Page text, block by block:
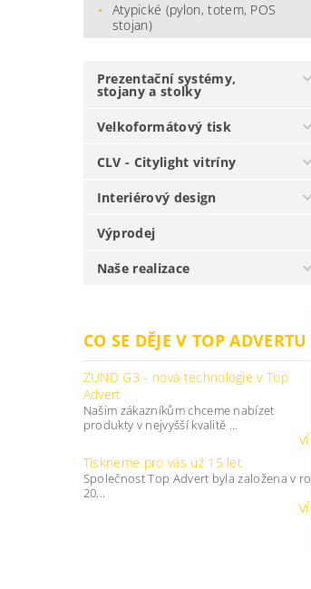
Atypické (pylon, totem, POS
stojan)
Prezentační systémy,
stojany a stolky
Velkoformátový tisk
CLV - Citylight vitríny
Interiérový design
Výprodej
Naše realizace
CO SE DĚJE V TOP ADVERTU
ZUND G3 - nová technologie v Top
Advert
Našim zákazníkům chceme nabízet
produkty v nejvyšší kvalitě ...
Tiskneme pro vás už 15 let
Společnost Top Advert byla založena v
20...